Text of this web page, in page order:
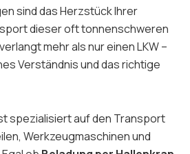
sind das Herzstück Ihrer
dieser oft tonnenschweren
mehr als nur einen LKW –
Verständnis und das richtige
spezialisiert auf den Transport
Werkzeugmaschinen und